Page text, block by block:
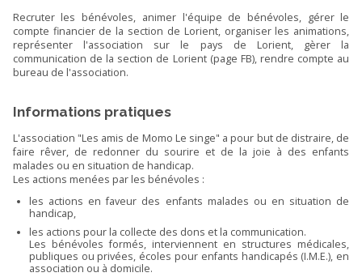
Recruter les bénévoles, animer l'équipe de bénévoles, gérer le
compte financier de la section de Lorient, organiser les animations,
représenter l'association sur le pays de Lorient, gèrer la
communication de la section de Lorient (page FB), rendre compte au
bureau de l'association.
Informations pratiques
L'association "Les amis de Momo Le singe" a pour but de distraire, de
faire rêver, de redonner du sourire et de la joie à des enfants
malades ou en situation de handicap.
Les actions menées par les bénévoles :
les actions en faveur des enfants malades ou en situation de
handicap,
les actions pour la collecte des dons et la communication.
Les bénévoles formés, interviennent en structures médicales,
publiques ou privées, écoles pour enfants handicapés (I.M.E.), en
association ou à domicile.